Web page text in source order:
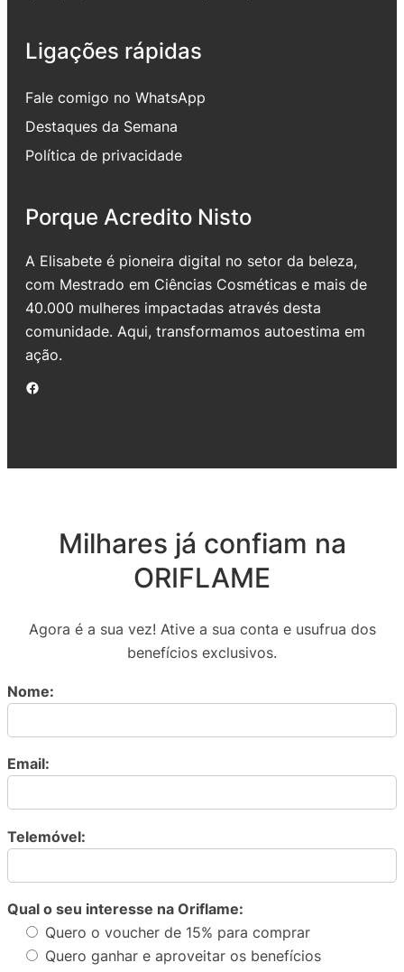
Ligações rápidas
Fale comigo no WhatsApp
Destaques da Semana
Política de privacidade
Porque Acredito Nisto
A Elisabete é pioneira digital no setor da beleza,
com Mestrado em Ciências Cosméticas e mais de
40.000 mulheres impactadas através desta
comunidade. Aqui, transformamos autoestima em
ação.
Facebook
Milhares já confiam na
ORIFLAME
Agora é a sua vez! Ative a sua conta e usufrua dos
benefícios exclusivos.
Nome:
Email:
Telemóvel:
Qual o seu interesse na Oriflame:
Quero o voucher de 15% para comprar
Quero ganhar e aproveitar os benefícios